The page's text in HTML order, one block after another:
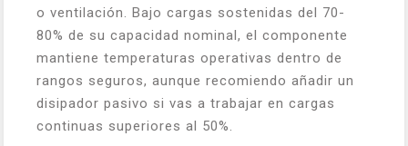
o ventilación. Bajo cargas sostenidas del 70-
80% de su capacidad nominal, el componente
mantiene temperaturas operativas dentro de
rangos seguros, aunque recomiendo añadir un
disipador pasivo si vas a trabajar en cargas
continuas superiores al 50%.